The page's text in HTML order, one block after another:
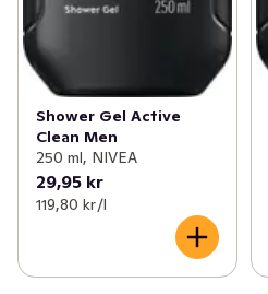
Shower Gel Active
Clean Men
250 ml, NIVEA
29,95 kr
119,80 kr /l